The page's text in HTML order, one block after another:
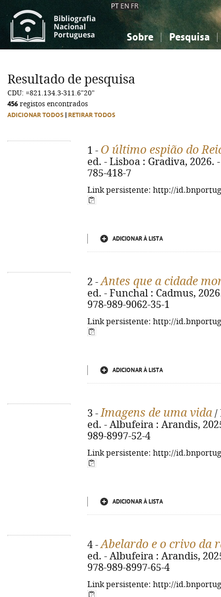
PT EN FR
Sobre Pesquisa
Ciências sociais...
Ciências sociais...
Resultado de pesquisa
CDU: =821.134.3-311.6"20"
456 registos encontrados
ADICIONAR TODOS RETIRAR TODOS
1 - O último espião do
ed. - Lisboa : Gradiva, 2026.
785-418-7
Link persistente: http://
ADICIONAR À LISTA
2 -Antes que a cidade
ed. - Funchal : Cadmus,
978-989-9062-35-1
Link persistente: http://
ADICIONAR À LISTA
3 -Imagens de uma vida /
ed. - Albufeira : Arandis,
989-8997-52-4
Link persistente: http://
ADICIONAR À LISTA
4 -Abelardo e o crivo da
ed. - Albufeira : Arandis,
978-989-8997-65-4
Link persistente: http://